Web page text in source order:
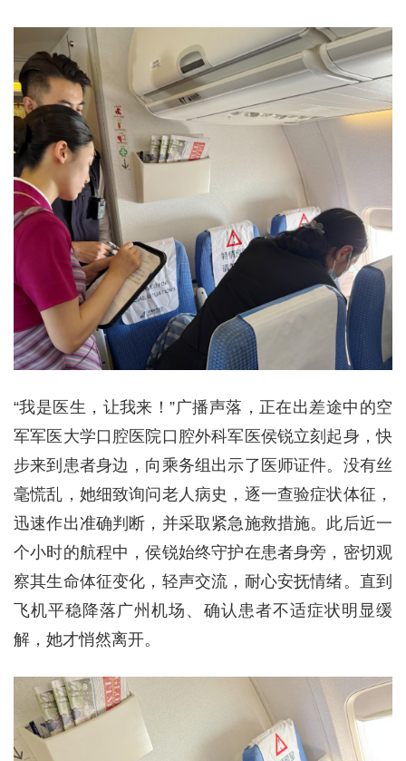
“我是医生，让我来！”广播声落，正在出差途中的空
军军医大学口腔医院口腔外科军医侯锐立刻起身，快
步来到患者身边，向乘务组出示了医师证件。没有丝
毫慌乱，她细致询问老人病史，逐一查验症状体征，
迅速作出准确判断，并采取紧急施救措施。此后近一
个小时的航程中，侯锐始终守护在患者身旁，密切观
察其生命体征变化，轻声交流，耐心安抚情绪。直到
飞机平稳降落广州机场、确认患者不适症状明显缓
解，她才悄然离开。